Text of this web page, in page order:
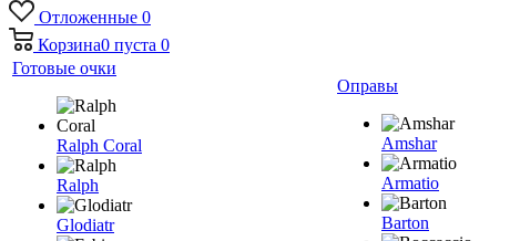
Отложенные 0
Корзина0 пуста 0
Готовые очки
Ralph Coral
Ralph
Glodiatr
Оправы
Amshar
Armatio
Barton